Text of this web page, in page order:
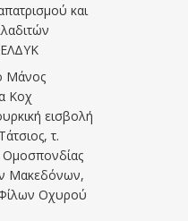
και
Μάνος
Κοχ
εισβολή
τ.
Ομοσπονδίας
Μακεδόνων,
Οχυρού